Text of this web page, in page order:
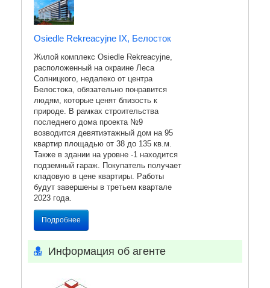
Osiedle Rekreacyjne IX, Белосток
Жилой комплекс Osiedle Rekreacyjne,
расположенный на окраине Леса
Солницкого, недалеко от центра
Белостока, обязательно понравится
людям, которые ценят близость к
природе. В рамках строительства
последнего дома проекта №9
возводится девятиэтажный дом на 95
квартир площадью от 38 до 135 кв.м.
Также в здании на уровне -1 находится
подземный гараж. Покупатель получает
кладовую в цене квартиры. Работы
будут завершены в третьем квартале
2023 года.
Подробнее
Информация об агенте